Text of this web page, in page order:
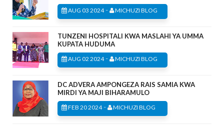
AUG 03 2024- MICHUZI BLOG
TUNZENI HOSPITALI KWA MASLAHI YA UMMA
KUPATA HUDUMA
AUG 02 2024- MICHUZI BLOG
DC ADVERA AMPONGEZA RAIS SAMIA KWA
MIRDI YA MAJI BIHARAMULO
FEB 20 2024- MICHUZI BLOG